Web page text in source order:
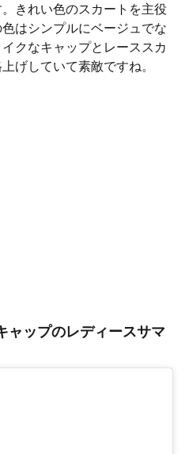
きれい色のスカートを主役
はシンプルにベージュでな
クなキャップとレーススカ
げしていて素敵ですね。
ャップのレディースサマ